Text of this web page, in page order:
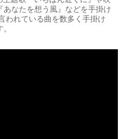
なたを想う風』などを手掛け
われている曲を数多く手掛け